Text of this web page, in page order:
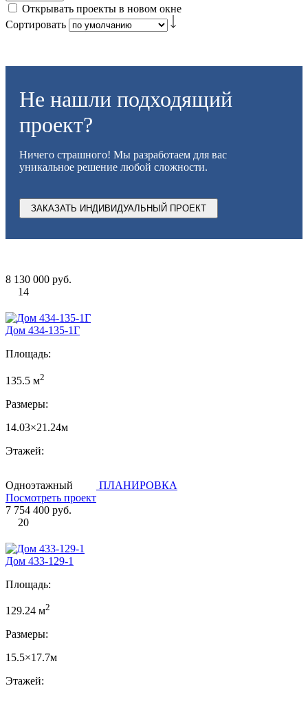
Открывать проекты в новом окне
Сортировать
Не нашли подходящий
проект?
Ничего страшного! Мы разработаем для вас
уникальное решение любой сложности.
ЗАКАЗАТЬ ИНДИВИДУАЛЬНЫЙ ПРОЕКТ
8 130 000 руб.
14
Дом 434-135-1Г
Площадь:
135.5 м2
Размеры:
14.03×21.24м
Этажей:
Одноэтажный
ПЛАНИРОВКА
Посмотреть проект
7 754 400 руб.
20
Дом 433-129-1
Площадь:
129.24 м2
Размеры:
15.5×17.7м
Этажей: